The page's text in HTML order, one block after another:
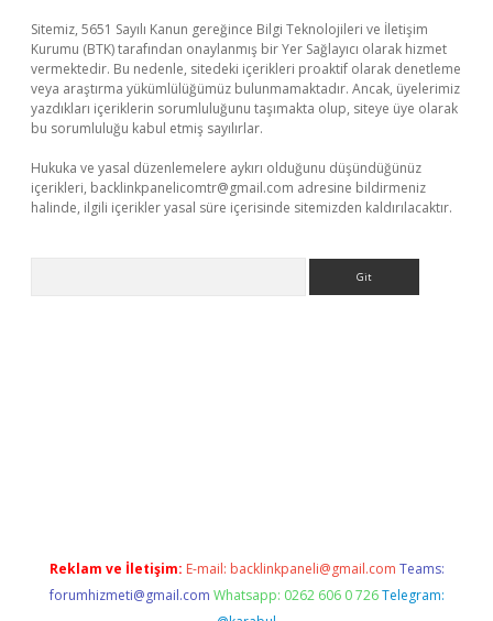
Sitemiz, 5651 Sayılı Kanun gereğince Bilgi Teknolojileri ve İletişim
Kurumu (BTK) tarafından onaylanmış bir Yer Sağlayıcı olarak hizmet
vermektedir. Bu nedenle, sitedeki içerikleri proaktif olarak denetleme
veya araştırma yükümlülüğümüz bulunmamaktadır. Ancak, üyelerimiz
yazdıkları içeriklerin sorumluluğunu taşımakta olup, siteye üye olarak
bu sorumluluğu kabul etmiş sayılırlar.
Hukuka ve yasal düzenlemelere aykırı olduğunu düşündüğünüz
içerikleri, backlinkpanelicomtr@gmail.com adresine bildirmeniz
halinde, ilgili içerikler yasal süre içerisinde sitemizden kaldırılacaktır.
Reklam ve İletişim: E-mail: backlinkpaneli@gmail.com Teams:
forumhizmeti@gmail.com Whatsapp: 0262 606 0 726 Telegram: